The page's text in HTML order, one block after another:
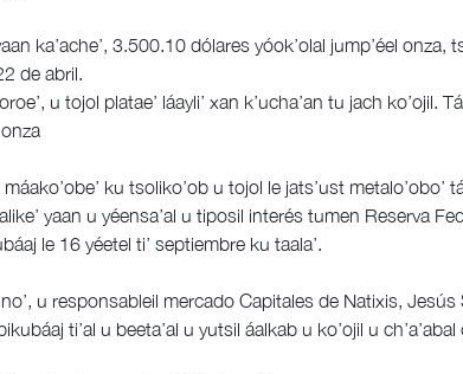
ka’ache’, 3.500.10 dólares yóok’olal jump’éel onza,
de abril.
u tojol platae’ láayli’ xan k’ucha’an tu jach ko’ojil.
máako’obe’ ku tsoliko’ob u tojol le jats’ust
yaan u yéensa’al u tiposil interés tumen Reserva
le 16 yéetel ti’ septiembre ku taala’.
u responsableil mercado Capitales de Natixis, Jesús
ti’al u beeta’al u yutsil áalkab u ko’ojil u ch’a’abal